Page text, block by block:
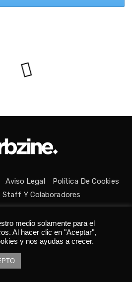
Aviso Legal
Política De Cookies
Staff Y Colaboradores
© Medio fundado con ❤ en
por
medio solamente para el
Al hacer clic en "Aceptar",
y nos ayudas a crecer.